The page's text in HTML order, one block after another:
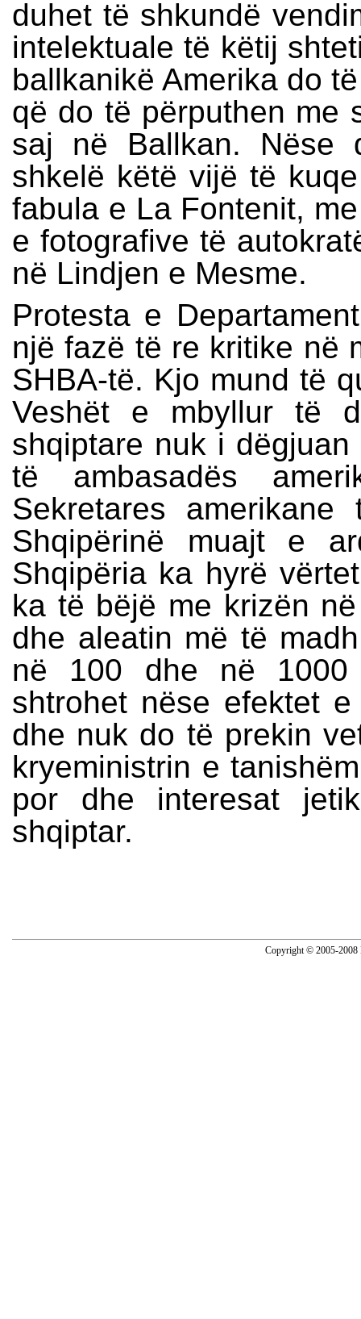
duhet të shkundë
intelektuale të këtij
ballkanikë Amerika do
që do të përputhen me
saj në Ballkan. Nëse
shkelë këtë vijë të
fabula e La Fontenit,
e fotografive të
në Lindjen e Mesme.
Protesta e
një fazë të re kritike në
SHBA-të. Kjo mund të
Veshët e mbyllur të
shqiptare nuk i
të ambasadës
Sekretares
Shqipërinë muajt e
Shqipëria ka hyrë
ka të bëjë me krizën
dhe aleatin më të
në 100 dhe në 1000
shtrohet nëse efektet
dhe nuk do të prekin
kryeministrin e
por dhe interesat
shqiptar.
Copyright © 2005-